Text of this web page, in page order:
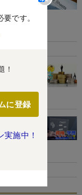
です。
！
に登録
施中！
の理由
を大解
”の職
AI時代
ライバ
解説